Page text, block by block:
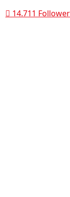
14.711 Follower